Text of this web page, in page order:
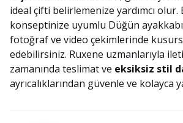
ideal çifti belirlemenize yardımcı olur.
konseptinize uyumlu Düğün
fotoğraf ve video çekimlerinde
edebilirsiniz. Ruxene uzmanlarıyla
zamanında teslimat ve eksiksiz stil
ayrıcalıklarından güvenle ve kolayca